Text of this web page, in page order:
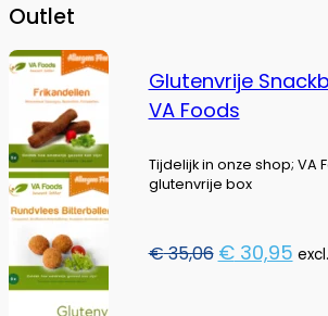
Outlet
Glutenvrije
VA Foods
Tijdelijk in onze shop; VA
glutenvrije box
€35,06 €30,95